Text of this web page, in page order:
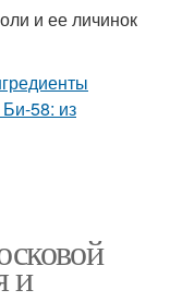
и ее личинок
и